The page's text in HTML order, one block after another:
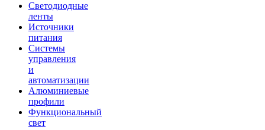
Светодиодные
ленты
Источники
питания
Системы
управления
и
автоматизации
Алюминиевые
профили
Функциональный
свет